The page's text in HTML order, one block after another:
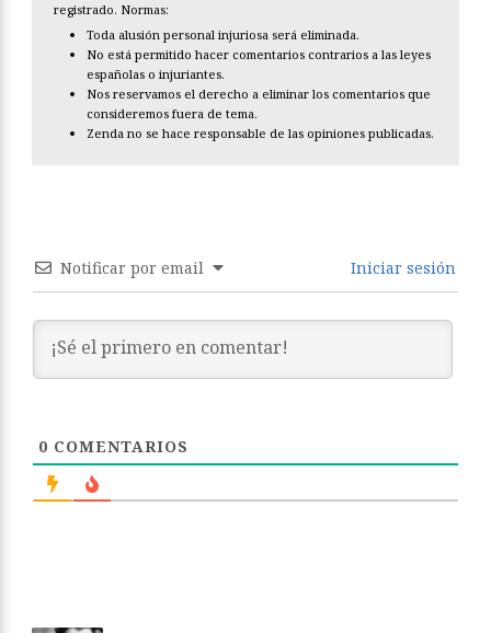
registrado. Normas:
Toda alusión personal injuriosa será eliminada.
No está permitido hacer comentarios contrarios a las leyes
españolas o injuriantes.
Nos reservamos el derecho a eliminar los comentarios que
consideremos fuera de tema.
Zenda no se hace responsable de las opiniones publicadas.
Notificar por email Iniciar sesión
0 COMENTARIOS